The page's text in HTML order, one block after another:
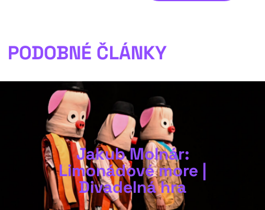
PODOBNÉ ČLÁNKY
Jakub Molnár:
Limonádové more |
Divadelná hra